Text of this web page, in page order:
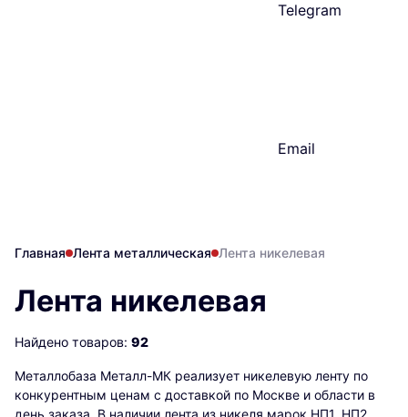
Telegram
Email
Главная Лента металлическая Лента никелевая
Лента никелевая
Найдено товаров: 92
Металлобаза Металл-МК реализует никелевую ленту по
конкурентным ценам с доставкой по Москве и области в
день заказа. В наличии лента из никеля марок НП1, НП2,